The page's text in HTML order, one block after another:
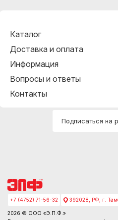
Каталог
Доставка и оплата
Информация
Вопросы и ответы
Контакты
Подписаться на
+7 (4752) 71-56-32 392028, РФ, г.
2026 © ООО «Э.П.Ф.»